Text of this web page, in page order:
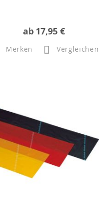
ab 17,95 €
Merken Vergleichen